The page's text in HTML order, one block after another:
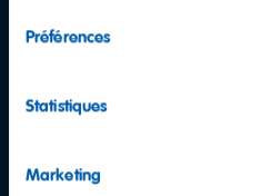
Préférences
Statistiques
Marketing